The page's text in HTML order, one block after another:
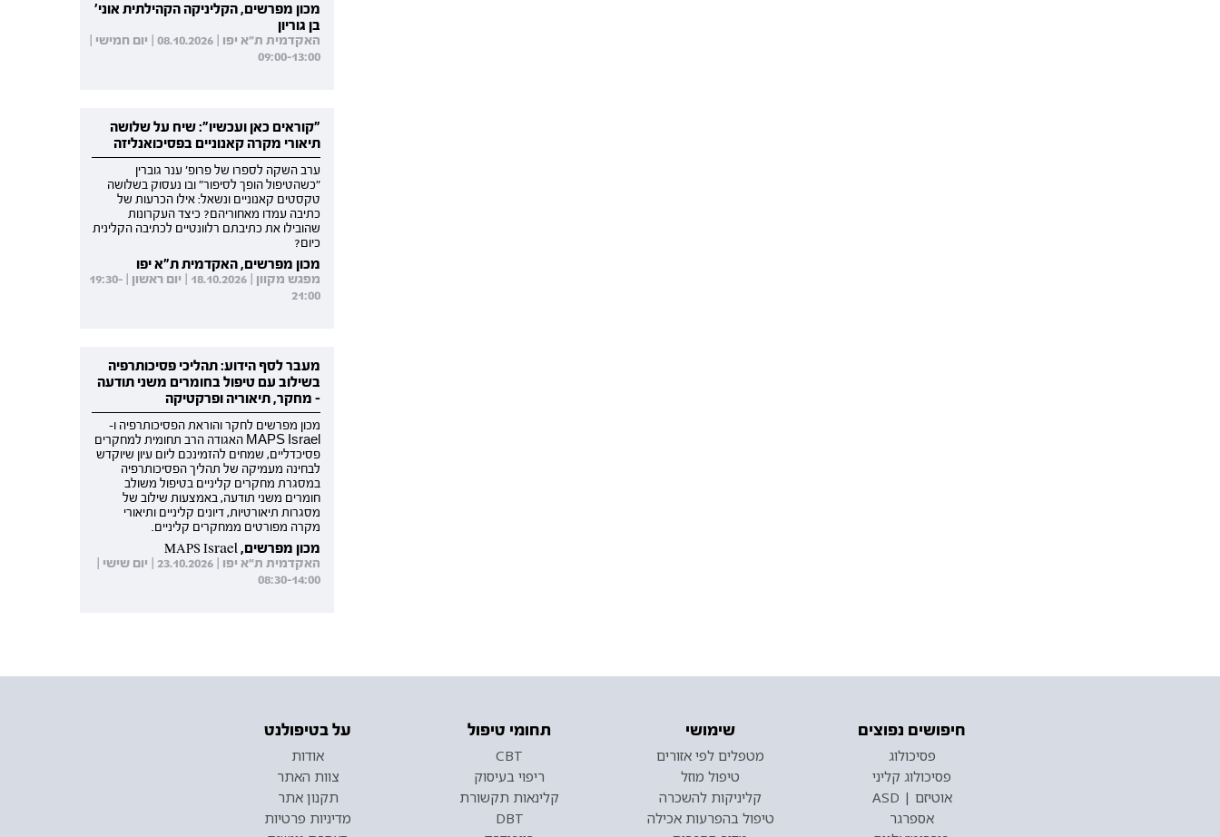
מכון מפרשים, הקליניקה הקהילתית אוני'
בן גוריון
האקדמית ת"א יפו | 08.10.2026 | יום חמישי |
09:00-13:00
"קוראים כאן ועכשיו": שיח על שלושה
תיאורי מקרה קאנוניים בפסיכואנליזה
ערב השקה לספרו של פרופ' ענר גוברין
"כשהטיפול הופך לסיפור" ובו נעסוק בשלושה
טקסטים קאנוניים ונשאל: אילו הכרעות של
כתיבה עמדו מאחוריהם? כיצד העקרונות
שהובילו את כתיבתם רלוונטיים לכתיבה הקלינית
כיום?
מכון מפרשים, האקדמית ת"א יפו
מפגש מקוון | 18.10.2026 | יום ראשון | 19:30-
21:00
מעבר לסף הידוע: תהליכי פסיכותרפיה
בשילוב עם טיפול בחומרים משני תודעה
- מחקר, תיאוריה ופרקטיקה
מכון מפרשים לחקר והוראת הפסיכותרפיה ו-
MAPS Israel האגודה הרב תחומית למחקרים
פסיכדליים, שמחים להזמינכם ליום עיון שיוקדש
לבחינה מעמיקה של תהליך הפסיכותרפיה
במסגרת מחקרים קליניים בטיפול משולב
חומרים משני תודעה, באמצעות שילוב של
מסגרות תיאורטיות, דיונים קליניים ותיאורי
מקרה מפורטים ממחקרים קליניים.
מכון מפרשים, MAPS Israel
האקדמית ת"א יפו | 23.10.2026 | יום שישי |
08:30-14:00
חיפושים נפוצים
פסיכולוג
פסיכולוג קליני
אוטיזם | ASD
אספרגר
שימושי
מטפלים לפי אזורים
טיפול מוזל
קליניקות להשכרה
טיפול בהפרעות אכילה
תחומי טיפול
CBT
ריפוי בעיסוק
קלינאות תקשורת
DBT
על בטיפולנט
אודות
צוות האתר
תקנון אתר
מדיניות פרטיות